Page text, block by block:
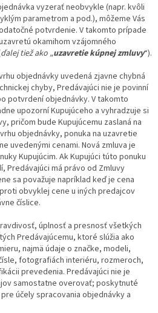
vyzerať neobvykle (napr. kvôli
parametrom a pod.), môžeme Vás
potvrdenie. V takomto prípade
okamihom vzájomného
ďalej tiež ako „uzavretie kúpnej zmluvy“).
objednávky uvedená zjavne chybná
chyby, Predávajúci nie je povinní
potvrdení objednávky. V takomto
upozorní Kupujúceho a vyhradzuje si
pričom bude Kupujúcemu zaslaná na
objednávky, ponuka na uzavretie
uvedenými cenami. Nová zmluva je
Kupujúcim. Ak Kupujúci túto ponuku
Predávajúci má právo od Zmluvy
sa považuje napríklad keď je cena
obvyklej cene u iných predajcov
číslice.
úplnosť a presnosť všetkých
Predávajúcemu, ktoré slúžia ako
najmä údaje o značke, modeli,
fotografiách interiéru, rozmeroch,
prevedenia. Predávajúci nie je
samostatne overovať; poskytnuté
účely spracovania objednávky a